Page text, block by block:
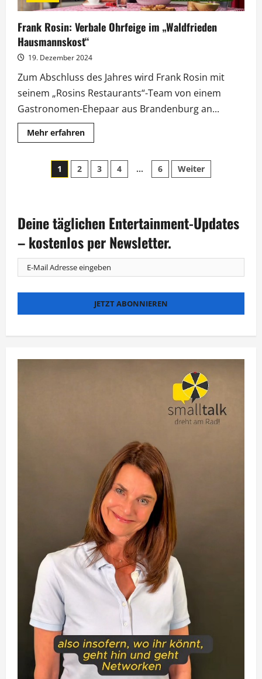
Frank Rosin: Verbale Ohrfeige im „Waldfrieden
Hausmannskost“
19. Dezember 2024
Zum Abschluss des Jahres wird Frank Rosin mit
seinem „Rosins Restaurants“-Team von einem
Gastronomen-Ehepaar aus Brandenburg an...
Mehr erfahrenMehr
Informationen
Rosin:
Verbale
Ohrfeige
Seitennummerierung
Beiträge
1 2 3 4 … 6 Weiter
Deine täglichen Entertainment-Updates
– kostenlos per Newsletter.